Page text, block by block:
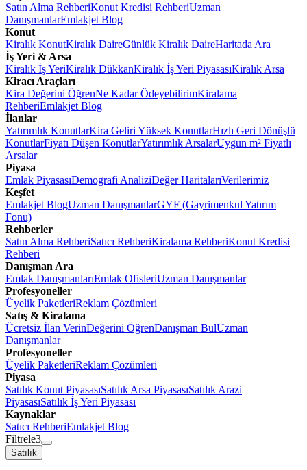
Satın Alma RehberiKonut Kredisi RehberiUzman
DanışmanlarEmlakjet Blog
Konut
Kiralık KonutKiralık DaireGünlük Kiralık DaireHaritada Ara
İş Yeri & Arsa
Kiralık İş YeriKiralık DükkanKiralık İş Yeri PiyasasıKiralık Arsa
Kiracı Araçları
Kira Değerini ÖğrenNe Kadar ÖdeyebilirimKiralama
RehberiEmlakjet Blog
İlanlar
Yatırımlık KonutlarKira Geliri Yüksek KonutlarHızlı Geri Dönüşlü
KonutlarFiyatı Düşen KonutlarYatırımlık ArsalarUygun m² Fiyatlı
Arsalar
Piyasa
Emlak PiyasasıDemografi AnaliziDeğer HaritalarıVerilerimiz
Keşfet
Emlakjet BlogUzman DanışmanlarGYF (Gayrimenkul Yatırım
Fonu)
Rehberler
Satın Alma RehberiSatıcı RehberiKiralama RehberiKonut Kredisi
Rehberi
Danışman Ara
Emlak DanışmanlarıEmlak OfisleriUzman Danışmanlar
Profesyoneller
Üyelik PaketleriReklam Çözümleri
Satış & Kiralama
Ücretsiz İlan VerinDeğerini ÖğrenDanışman BulUzman
Danışmanlar
Profesyoneller
Üyelik PaketleriReklam Çözümleri
Piyasa
Satılık Konut PiyasasıSatılık Arsa PiyasasıSatılık Arazi
PiyasasıSatılık İş Yeri Piyasası
Kaynaklar
Satıcı RehberiEmlakjet Blog
Filtrele3
Satılık